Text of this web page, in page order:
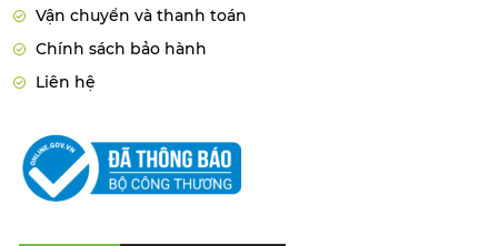
Vận chuyển và thanh toán
Chính sách bảo hành
Liên hệ